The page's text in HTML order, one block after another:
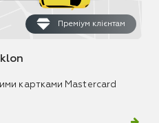
Преміум клієнтам
картками Mastercard